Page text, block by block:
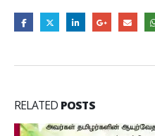
RELATED POSTS